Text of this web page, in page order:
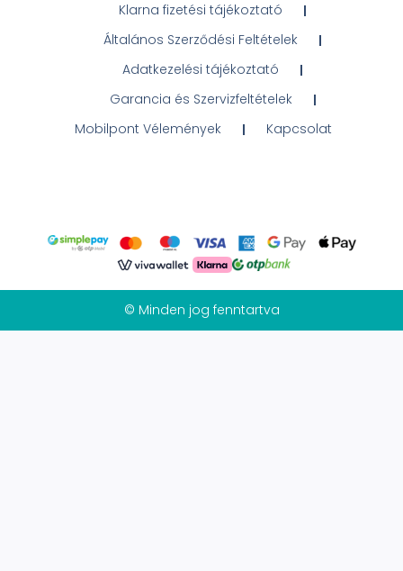
Klarna fizetési tájékoztató
Általános Szerződési Feltételek
Adatkezelési tájékoztató
Garancia és Szervizfeltételek
Mobilpont Vélemények
Kapcsolat
© Minden jog fenntartva